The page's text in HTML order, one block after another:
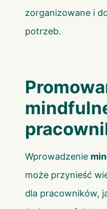
zorganizowane i
potrzeb.
Wprowadzenie
może przynieść
dla pracowników,